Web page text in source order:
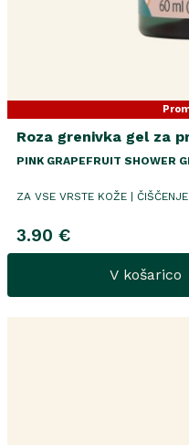
Roza grenivka gel za
PINK GRAPEFRUIT SHOWER
ZA VSE VRSTE KOŽE |
3.90 €
V košarico